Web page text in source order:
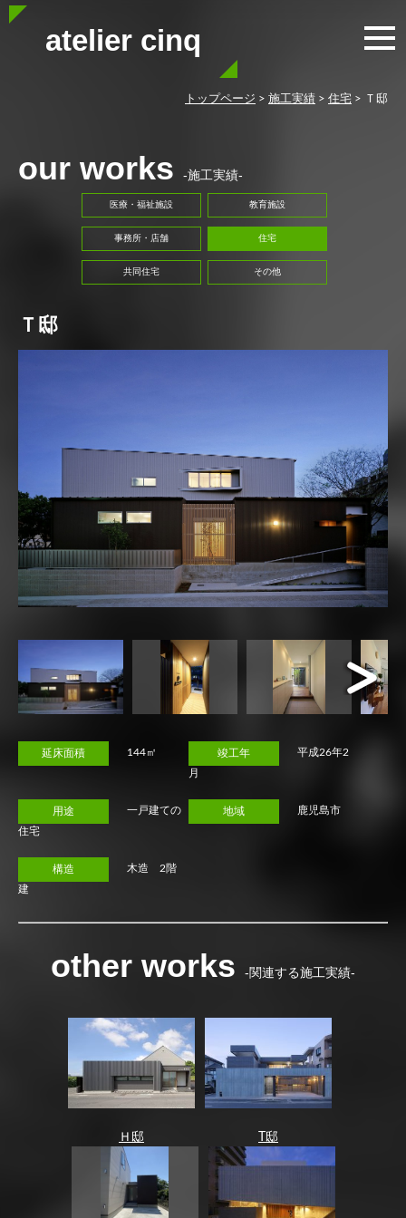
atelier cinq
トップページ > 施工実績 > 住宅 > Ｔ邸
our works -施工実績-
医療・福祉施設 教育施設
事務所・店舗 住宅
共同住宅 その他
Ｔ邸
Next
延床面積 144㎡ 竣工年 平成26年2
月
用途 一戸建ての
住宅
地域 鹿児島市
構造 木造 2階
建
other works -関連する施工実績-
Ｈ邸 T邸